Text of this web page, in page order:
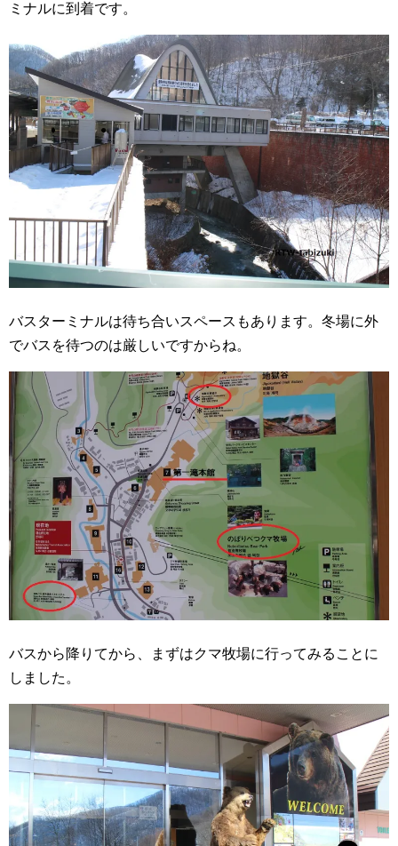
ミナルに到着です。
バスターミナルは待ち合いスペースもあります。冬場に外
でバスを待つのは厳しいですからね。
バスから降りてから、まずはクマ牧場に行ってみることに
しました。